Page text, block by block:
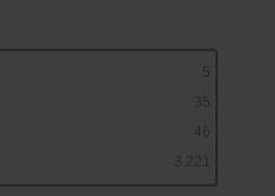
5
35
46
3.221